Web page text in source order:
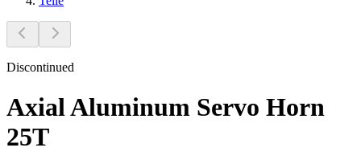
Discontinued
Axial Aluminum Servo Horn
25T